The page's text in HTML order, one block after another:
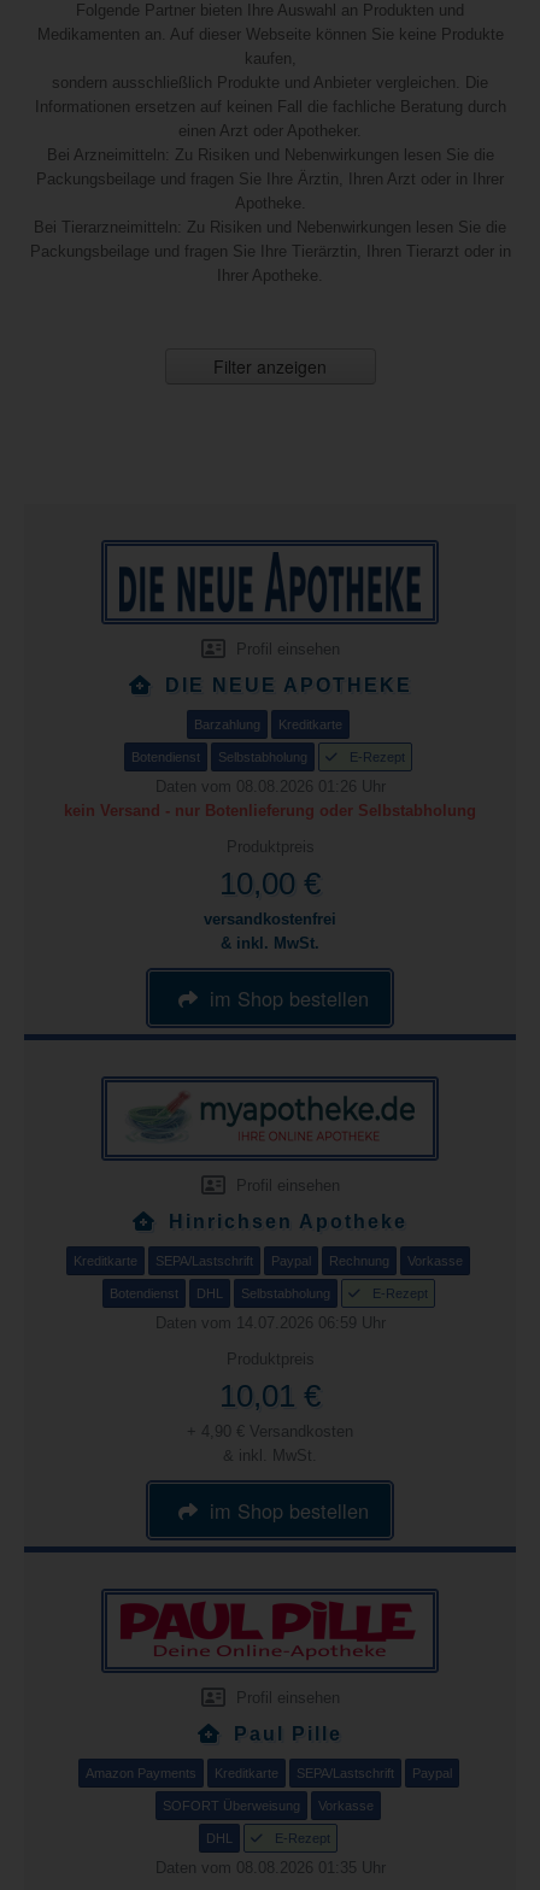
Folgende Partner bieten Ihre Auswahl an Produkten und
Medikamenten an. Auf dieser Webseite können Sie keine Produkte
kaufen,
sondern ausschließlich Produkte und Anbieter vergleichen. Die
Informationen ersetzen auf keinen Fall die fachliche Beratung durch
einen Arzt oder Apotheker.
Bei Arzneimitteln: Zu Risiken und Nebenwirkungen lesen Sie die
Packungsbeilage und fragen Sie Ihre Ärztin, Ihren Arzt oder in Ihrer
Apotheke.
Bei Tierarzneimitteln: Zu Risiken und Nebenwirkungen lesen Sie die
Packungsbeilage und fragen Sie Ihre Tierärztin, Ihren Tierarzt oder in
Ihrer Apotheke.
Filter anzeigen
Profil einsehen
DIE NEUE APOTHEKE
Barzahlung Kreditkarte
Botendienst Selbstabholung E-Rezept
Daten vom 08.08.2026 01:26 Uhr
kein Versand - nur Botenlieferung oder Selbstabholung
Produktpreis
10,00 €
versandkostenfrei
& inkl. MwSt.
im Shop bestellen
Profil einsehen
Hinrichsen Apotheke
Kreditkarte SEPA/Lastschrift Paypal Rechnung Vorkasse
Botendienst DHL Selbstabholung E-Rezept
Daten vom 14.07.2026 06:59 Uhr
Produktpreis
10,01 €
+ 4,90 € Versandkosten
& inkl. MwSt.
im Shop bestellen
Profil einsehen
Paul Pille
Amazon Payments Kreditkarte SEPA/Lastschrift Paypal
SOFORT Überweisung Vorkasse
DHL E-Rezept
Daten vom 08.08.2026 01:35 Uhr